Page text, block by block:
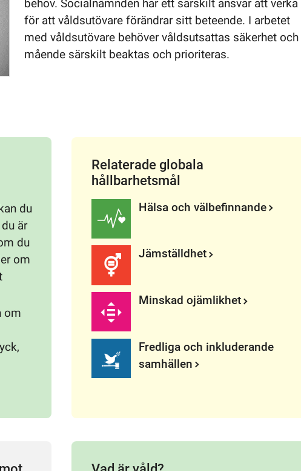
behov. Socialnämnden har ett särskilt ansvar att verka
för att våldsutövare förändrar sitt beteende. I arbetet
med våldsutövare behöver våldsutsattas säkerhet och
mående särskilt beaktas och prioriteras.
du
är
du
om
om
Relaterade globala
hållbarhetsmål
Hälsa och välbefinnande
Jämställdhet
Minskad ojämlikhet
Fredliga och inkluderande
samhällen